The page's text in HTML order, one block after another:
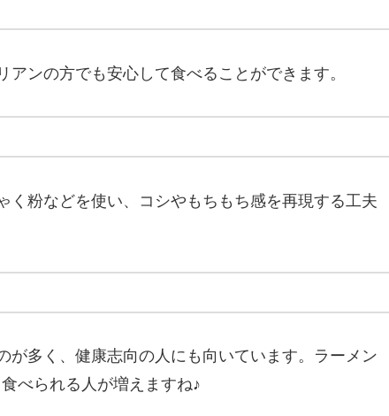
ンの方でも安心して食べることができます。
く粉などを使い、コシやもちもち感を再現する工夫
が多く、健康志向の人にも向いています。ラーメン
べられる人が増えますね♪